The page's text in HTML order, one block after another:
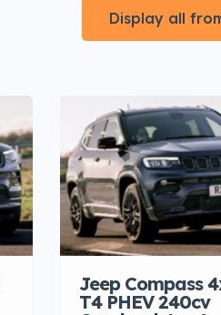
Display all
Jeep Compass
T4 PHEV 240cv